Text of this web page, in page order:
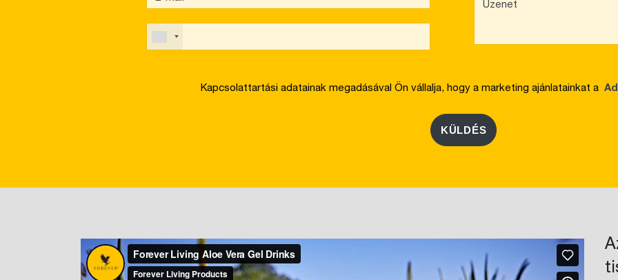
Kapcsolattartási adatainak megadásával Ön vállalja, hogy a marketing ajánlatainkat a
KÜLDÉS